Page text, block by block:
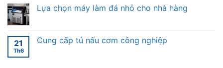
Lựa chọn máy làm đá nhỏ cho nhà hàng
21
Th6
Cung cấp tủ nấu cơm công nghiệp